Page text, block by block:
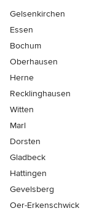
Gelsenkirchen
Essen
Bochum
Oberhausen
Herne
Recklinghausen
Witten
Marl
Dorsten
Gladbeck
Hattingen
Gevelsberg
Oer-Erkenschwick